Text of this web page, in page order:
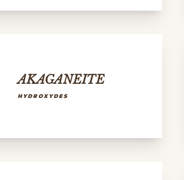
AKAGANEITE
HYDROXYDES